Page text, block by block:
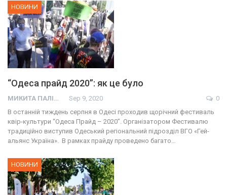
НОВИНИ
“Одеса прайд 2020”: як це було
МИКИТА ПАЛІЙ Sep 9, 2020
0
В останній тиждень серпня в Одесі проходив щорічний фестиваль
квір-культури “Одеса Прайд – 2020”. Організатором Фестивалю
традиційно виступив Одеський регіональний підрозділ ВГО «Гей-
альянс Україна». В рамках прайду проведено багато…
НОВИНИ